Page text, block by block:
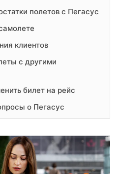
полетов с Пегасус
клиентов
с другими
билет на рейс
о Пегасус